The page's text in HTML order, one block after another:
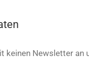
keinen Newsletter an